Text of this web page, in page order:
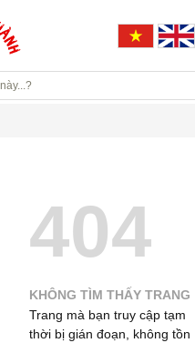
404
KHÔNG TÌM THẤY TRANG
Trang mà bạn truy cập tạm
thời bị gián đoạn, không tồn